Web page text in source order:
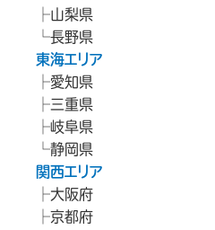
山梨県
長野県
東海エリア
愛知県
三重県
岐阜県
静岡県
関西エリア
大阪府
京都府